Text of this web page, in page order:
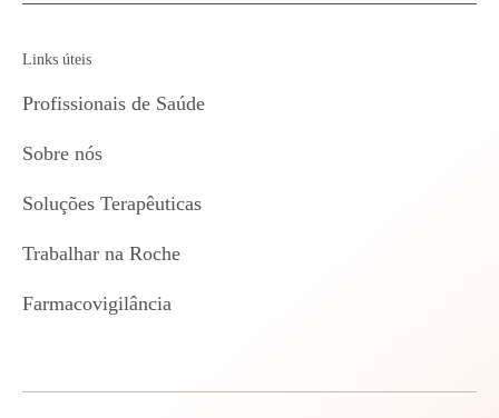
Links úteis
Profissionais de Saúde
Sobre nós
Soluções Terapêuticas
Trabalhar na Roche
Farmacovigilância